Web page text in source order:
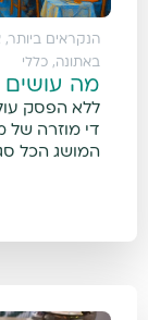
הנקראים ביותר,
באתונה, כללי
מה עושים
ללא הפסק
די מוזרה של
המושג הכל